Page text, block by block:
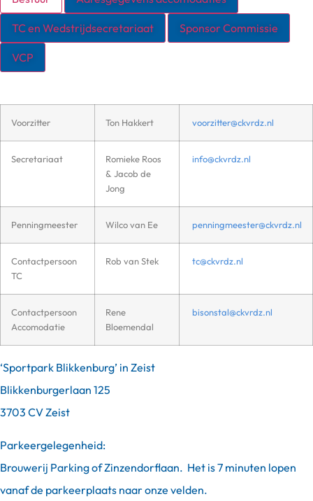
TC en Wedstrijdsecretariaat Sponsor Commissie
VCP
Voorzitter Ton Hakkert voorzitter@ckvrdz.nl
Secretariaat
Romieke Roos
& Jacob de
Jong
info@ckvrdz.nl
Penningmeester Wilco van Ee penningmeester@ckvrdz.nl
Contactpersoon
TC
Rob van Stek tc@ckvrdz.nl
Contactpersoon
Accomodatie
Rene
Bloemendal
bisonstal@ckvrdz.nl
‘Sportpark Blikkenburg’ in Zeist
Blikkenburgerlaan 125
3703 CV Zeist
Parkeergelegenheid:
Brouwerij Parking of Zinzendorflaan. Het is 7 minuten lopen
vanaf de parkeerplaats naar onze velden.